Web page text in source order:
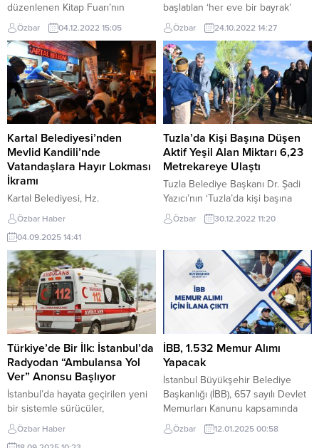
düzenlenen Kitap Fuarı’nın
5’incisi şair, yazar ve fikir insanı
Sezai Karakoç anısına başladı.
Kitap fuarı kapsamında alanında
uzman kişiler, sevenleri ile söyleşi
programlarında bir araya
geliyorlar. Bu kapsamda Gazeteci
Ferhat Ünlü ve Abdurrahman
Şimşek okurları ve sevenleri ile
buluştu. Ferhat Ünlü...
Özbar 04.12.2022 15:05
başlatılan ‘her eve bir bayrak’
kampanyası kapsamında örnek bir
çalışmaya imza attı.Kocaeli Valiliği
tarafından Cumhuriyetin 99. Yılı
ve 29 Ekim Cumhuriyet Bayramı
etkinlikleri kapsamında Kocaeli’de
ki tüm ev ve işyerlerinin
bayraklarla donatılıyor.Kampanya
İle ilgili örnek adım atan Dilovası
Belediye Başkanı Hamza Şayir,...
Özbar 24.10.2022 14:27
Kartal Belediyesi’nden
Mevlid Kandili’nde
Vatandaşlara Hayır Lokması
İkramı
Kartal Belediyesi, Hz.
Muhammed’in dünyaya gelişinin
yıl dönümü olan Mevlid Kandili
dolayısıyla ilçedeki cami önlerinde
vatandaşlara hayır lokması
ikramında bulundu. Kartal
Belediye Başkanı Gökhan Yüksel,
Mevlid Kandili vesilesiyle birlik ve
beraberlik mesajı vererek,
vatandaşların kandilini kutladı.
Hayır lokması dağıtımı, Çavuşoğlu,
Soğanlık ve Cevizli Merkez
Camileri önünde gerçekleştirildi.
Lokmalar, mobil ikram...
Özbar Haber
04.09.2025 14:41
Tuzla’da Kişi Başına Düşen
Aktif Yeşil Alan Miktarı 6,23
Metrekareye Ulaştı
Tuzla Belediye Başkanı Dr. Şadi
Yazıcı’nın ‘Tuzla’da kişi başına
düşen yeşil alan miktarının
Avrupa standartlarına çıkması’
yılında Tuzla’nın aktif yeşil alan
miktarı bir milyon 671 bin 221
metrekareden bir milyon 772 bin
93 metrekareye artırıldı. Böylece
Tuzla’da kişi başına düşen aktif
yeşil alan miktarı 6,23
metrekareye yükseldi....
Özbar 30.12.2022 11:20
Türkiye’de Bir İlk: İstanbul’da
Radyodan “Ambulansa Yol
Ver” Anonsu Başlıyor
İstanbul’da hayata geçirilen yeni
bir sistemle sürücüler,
ambulansların geçişi sırasında
araç radyolarından “Lütfen
Özbar Haber
İBB, 1.532 Memur Alımı
Yapacak
İstanbul Büyükşehir Belediye
Başkanlığı (İBB), 657 sayılı Devlet
Memurları Kanunu kapsamında
istihdam edilmek üzere toplamda
1.532 memur alımı
Özbar 12.01.2025 00:58